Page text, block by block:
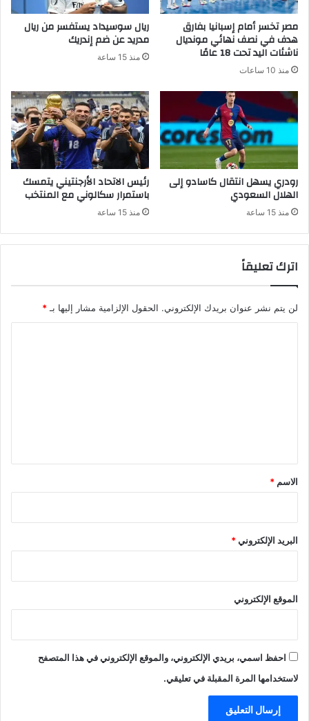
مصر تخسر أمام إسبانيا بفارق
هدف في نصف نهائي مونديال
ناشئات اليد تحت 18 عامًا
منذ 10 ساعات
ريال سوسيداد يستفسر من ريال
مدريد عن ضم إندريك
منذ 15 ساعة
رودري يسهل انتقال كاسادو إلى
الهلال السعودي
منذ 15 ساعة
رئيس الاتحاد الأرجنتيني يتمسك
باستمرار سكالوني مع المنتخب
منذ 15 ساعة
اترك تعليقاً
لن يتم نشر عنوان بريدك الإلكتروني. الحقول الإلزامية مشار إليها بـ *
*
الاسم *
البريد الإلكتروني*
الموقع الإلكتروني
احفظ اسمي، بريدي الإلكتروني، والموقع الإلكتروني في هذا المتصفح
لاستخدامها المرة المقبلة في تعليقي.